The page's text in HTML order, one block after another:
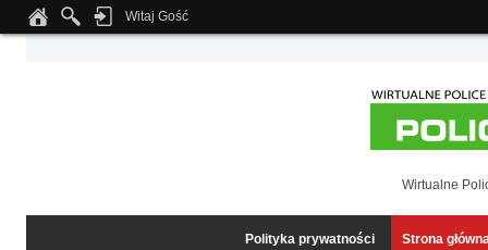
Notice: Undefined index: tapatalk_body_hook in
Witaj Gość
Wirtualne
Polityka prywatności Strona